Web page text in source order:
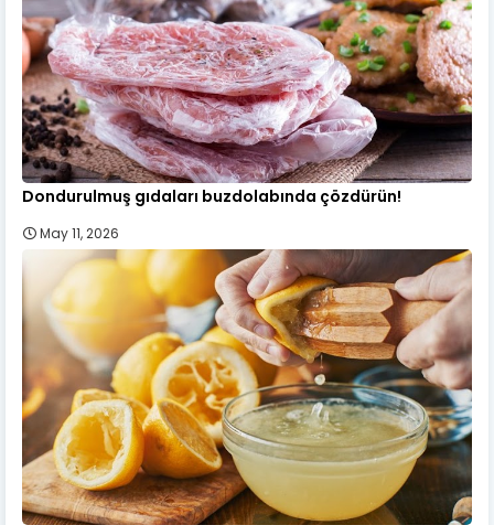
Dondurulmuş gıdaları buzdolabında çözdürün!
May 11, 2026